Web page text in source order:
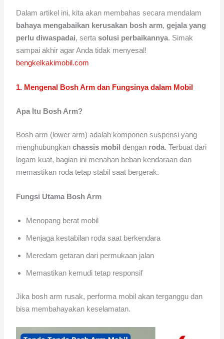
Dalam artikel ini, kita akan membahas secara mendalam
bahaya mengabaikan kerusakan bosh arm,gejala yang
perlu diwaspadai, sertasolusi perbaikannya. Simak
sampai akhir agar Anda tidak menyesal!
bengkelkakimobil.com
1. Mengenal Bosh Arm dan Fungsinya dalam Mobil
Apa Itu Bosh Arm?
Bosh arm (lower arm) adalah komponen suspensi yang
menghubungkanchassis mobil dengan roda. Terbuat dari
logam kuat, bagian ini menahan beban kendaraan dan
memastikan roda tetap stabil saat bergerak.
Fungsi Utama Bosh Arm
Menopang berat mobil
Menjaga kestabilan roda saat berkendara
Meredam getaran dari permukaan jalan
Memastikan kemudi tetap responsif
Jika bosh arm rusak, performa mobil akan terganggu dan
bisa membahayakan keselamatan.